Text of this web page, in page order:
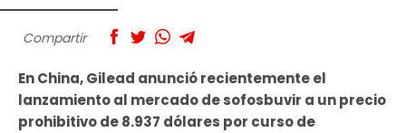
Compartir
En China, Gilead anunció recientemente el
lanzamiento al mercado de sofosbuvir a un precio
prohibitivo de 8.937 dólares por curso de